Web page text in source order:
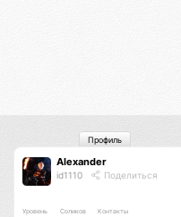
Alexander
id1110 Поделиться
Уровень Соликов Контакты
Профиль